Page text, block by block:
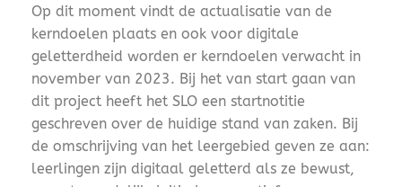
Op dit moment vindt de actualisatie van de
kerndoelen plaats en ook voor digitale
geletterdheid worden er kerndoelen verwacht in
november van 2023. Bij het van start gaan van
dit project heeft het SLO een startnotitie
geschreven over de huidige stand van zaken. Bij
de omschrijving van het leergebied geven ze aan:
leerlingen zijn digitaal geletterd als ze bewust,